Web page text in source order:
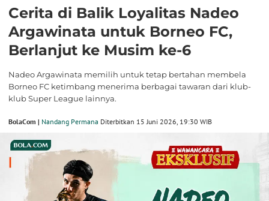
Cerita di Balik Loyalitas Nadeo
Argawinata untuk Borneo FC,
Berlanjut ke Musim ke-6
Nadeo Argawinata memilih untuk tetap bertahan membela
Borneo FC ketimbang menerima berbagai tawaran dari klub-
klub Super League lainnya.
BolaCom | Nandang Permana Diterbitkan 15 Juni 2026, 19:30 WIB